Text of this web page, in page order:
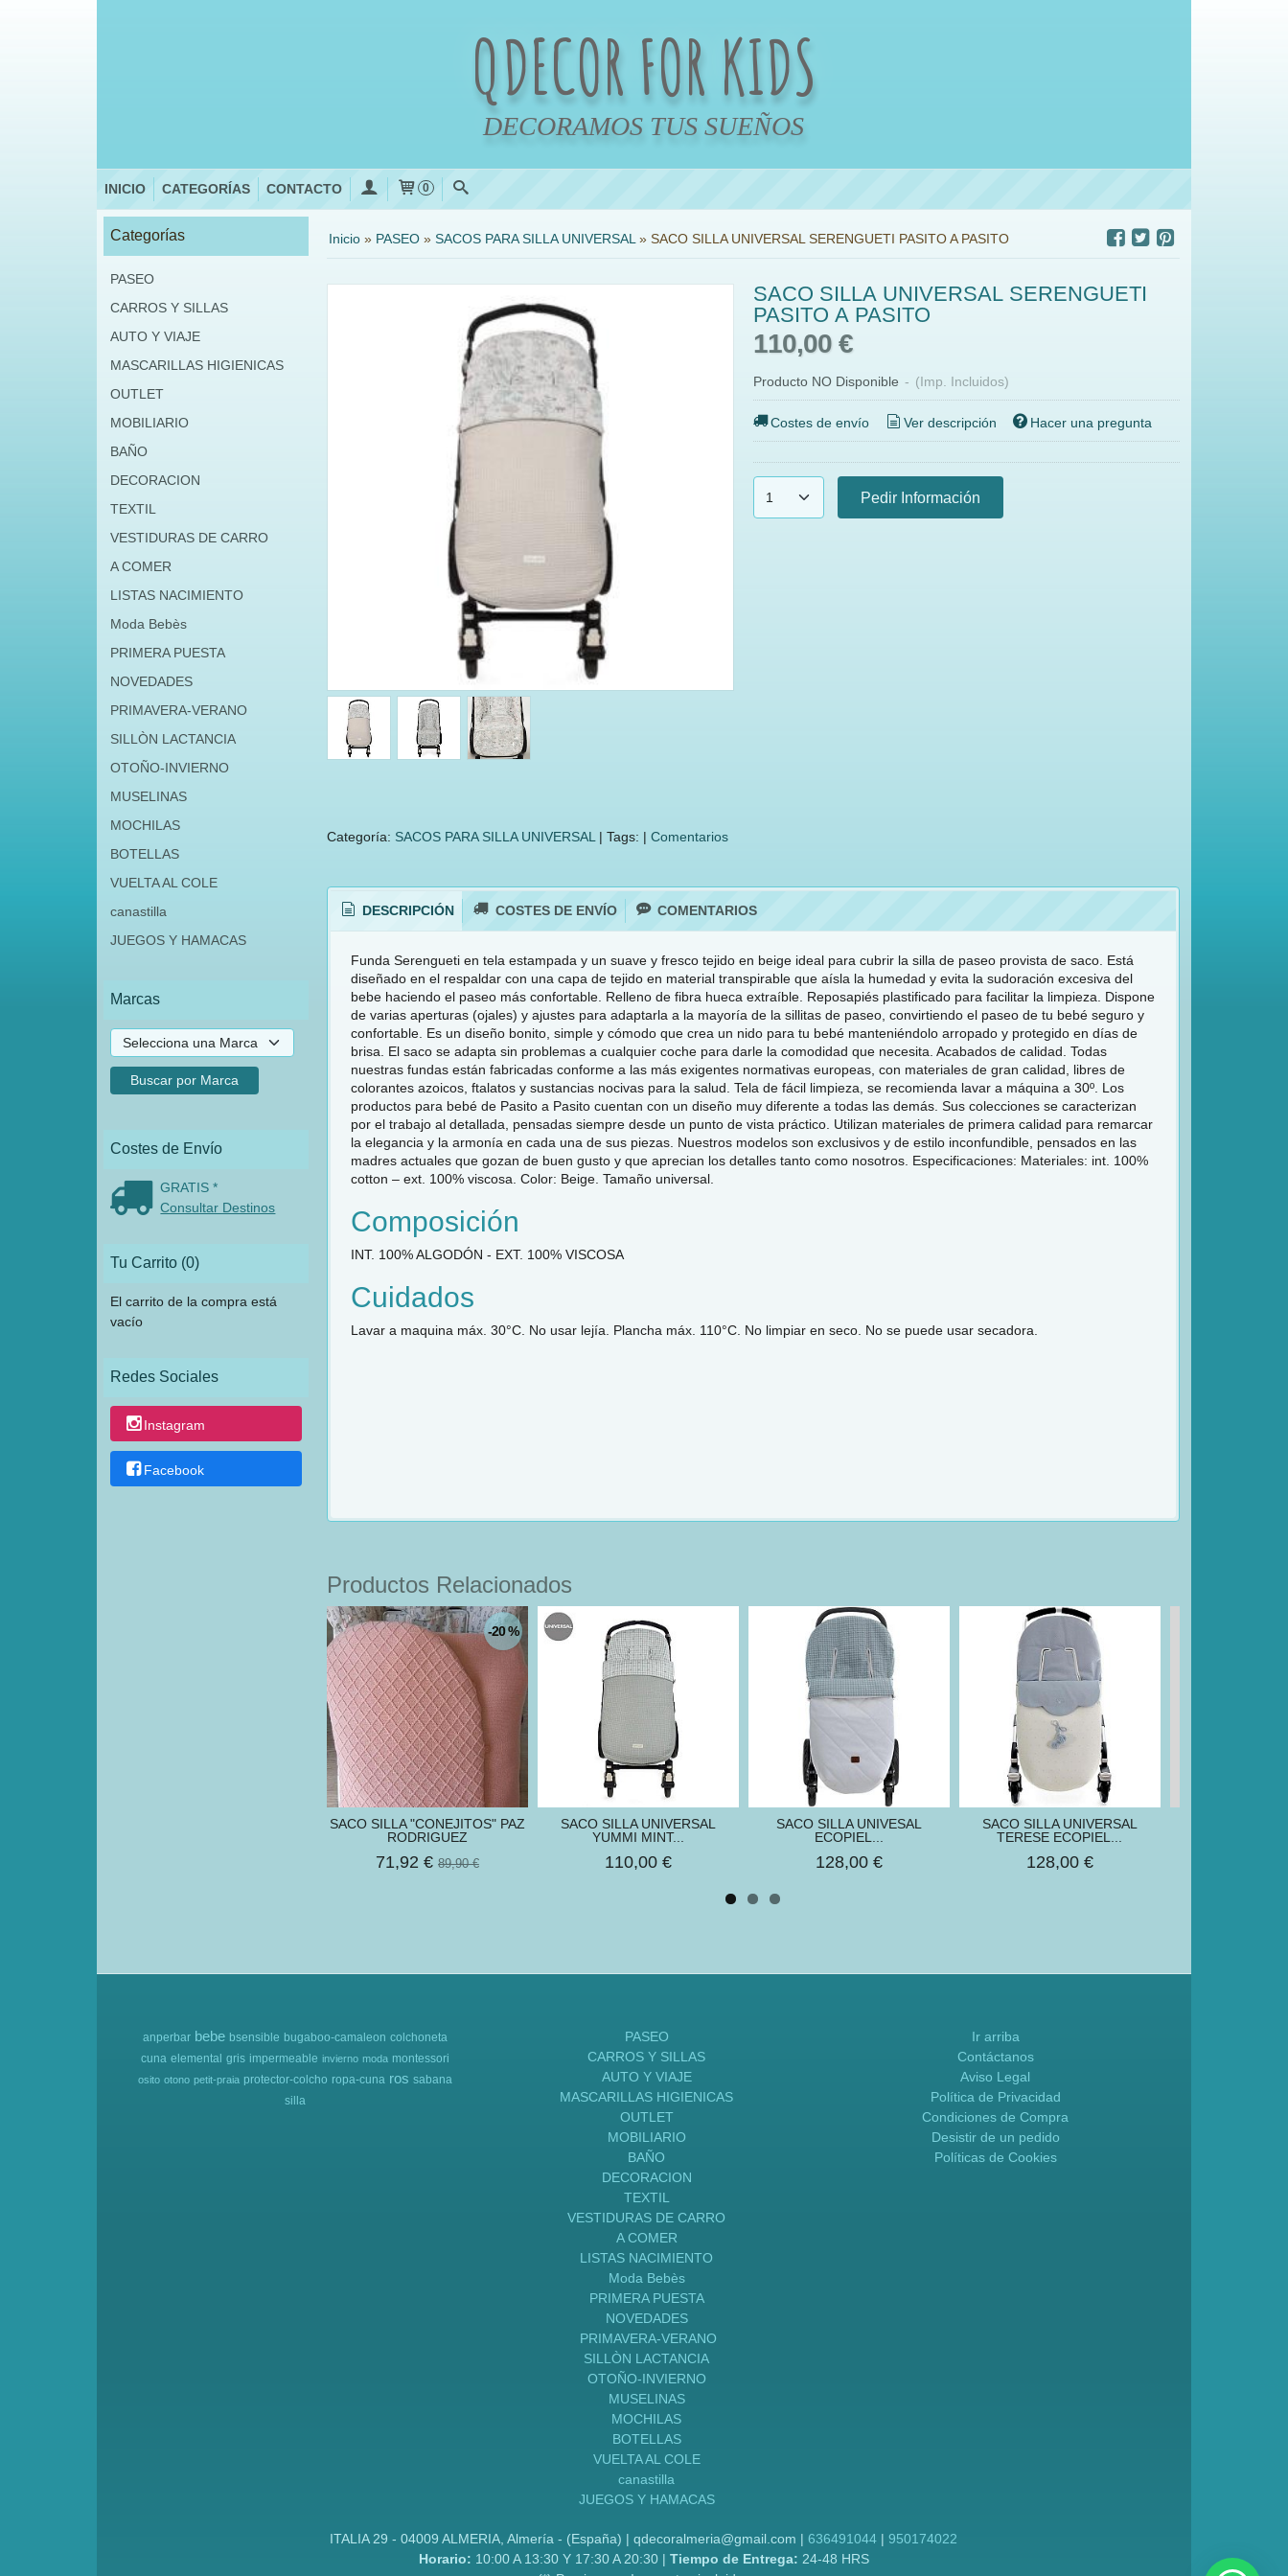
QDECOR FOR KIDS
DECORAMOS TUS SUEÑOS
INICIO CATEGORÍAS CONTACTO 0
Categorías
PASEO
CARROS Y SILLAS
AUTO Y VIAJE
MASCARILLAS HIGIENICAS
OUTLET
MOBILIARIO
BAÑO
DECORACION
TEXTIL
VESTIDURAS DE CARRO
A COMER
LISTAS NACIMIENTO
Moda Bebès
PRIMERA PUESTA
NOVEDADES
PRIMAVERA-VERANO
SILLÒN LACTANCIA
OTOÑO-INVIERNO
MUSELINAS
MOCHILAS
BOTELLAS
VUELTA AL COLE
canastilla
JUEGOS Y HAMACAS
Marcas
Costes de Envío
GRATIS *
Consultar Destinos
Tu Carrito (0)
El carrito de la compra está
vacío
Redes Sociales
Instagram
Facebook
Inicio» PASEO» SACOS PARA SILLA UNIVERSAL » SACO SILLA UNIVERSAL SERENGUETI PASITO A PASITO
SACO SILLA UNIVERSAL SERENGUETI
PASITO A PASITO
110,00 €
Producto NO Disponible - (Imp. Incluidos)
Costes de envío Ver descripción Hacer una pregunta
Pedir Información
Categoría: SACOS PARA SILLA UNIVERSAL | Tags: | Comentarios
DESCRIPCIÓN COSTES DE ENVÍO COMENTARIOS
Funda Serengueti en tela estampada y un suave y fresco tejido en beige ideal para cubrir la silla de paseo provista de saco. Está
diseñado en el respaldar con una capa de tejido en material transpirable que aísla la humedad y evita la sudoración excesiva del
bebe haciendo el paseo más confortable. Relleno de fibra hueca extraíble. Reposapiés plastificado para facilitar la limpieza. Dispone
de varias aperturas (ojales) y ajustes para adaptarla a la mayoría de la sillitas de paseo, convirtiendo el paseo de tu bebé seguro y
confortable. Es un diseño bonito, simple y cómodo que crea un nido para tu bebé manteniéndolo arropado y protegido en días de
brisa. El saco se adapta sin problemas a cualquier coche para darle la comodidad que necesita. Acabados de calidad. Todas
nuestras fundas están fabricadas conforme a las más exigentes normativas europeas, con materiales de gran calidad, libres de
colorantes azoicos, ftalatos y sustancias nocivas para la salud. Tela de fácil limpieza, se recomienda lavar a máquina a 30º. Los
productos para bebé de Pasito a Pasito cuentan con un diseño muy diferente a todas las demás. Sus colecciones se caracterizan
por el trabajo al detallada, pensadas siempre desde un punto de vista práctico. Utilizan materiales de primera calidad para remarcar
la elegancia y la armonía en cada una de sus piezas. Nuestros modelos son exclusivos y de estilo inconfundible, pensados en las
madres actuales que gozan de buen gusto y que aprecian los detalles tanto como nosotros. Especificaciones: Materiales: int. 100%
cotton – ext. 100% viscosa. Color: Beige. Tamaño universal.
Composición
INT. 100% ALGODÓN - EXT. 100% VISCOSA
Cuidados
Lavar a maquina máx. 30°C. No usar lejía. Plancha máx. 110°C. No limpiar en seco. No se puede usar secadora.
Productos Relacionados
-20 %
SACO SILLA "CONEJITOS" PAZ
RODRIGUEZ
71,92 € 89,90 €
SACO SILLA UNIVERSAL
YUMMI MINT...
110,00 €
SACO SILLA UNIVESAL
ECOPIEL...
128,00 €
SACO SILLA UNIVERSAL
TERESE ECOPIEL...
128,00 €
anperbar bebe bsensible bugaboo-camaleon colchoneta
cuna elemental gris impermeable invierno moda montessori
osito otono petit-praia protector-colcho ropa-cuna ros sabana
silla
PASEO
CARROS Y SILLAS
AUTO Y VIAJE
MASCARILLAS HIGIENICAS
OUTLET
MOBILIARIO
BAÑO
DECORACION
TEXTIL
VESTIDURAS DE CARRO
A COMER
LISTAS NACIMIENTO
Moda Bebès
PRIMERA PUESTA
NOVEDADES
PRIMAVERA-VERANO
SILLÒN LACTANCIA
OTOÑO-INVIERNO
MUSELINAS
MOCHILAS
BOTELLAS
VUELTA AL COLE
canastilla
JUEGOS Y HAMACAS
Ir arriba
Contáctanos
Aviso Legal
Política de Privacidad
Condiciones de Compra
Desistir de un pedido
Políticas de Cookies
ITALIA 29 - 04009 ALMERIA, Almería - (España) | qdecoralmeria@gmail.com |636491044 |950174022
Horario: 10:00 A 13:30 Y 17:30 A 20:30 | Tiempo de Entrega: 24-48 HRS